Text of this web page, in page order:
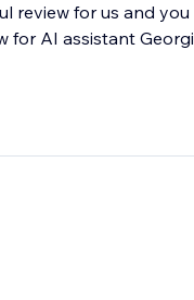
review for us and
for AI assistant